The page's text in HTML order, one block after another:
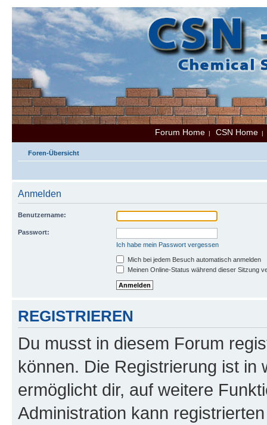
Forum Home | CSN Home
Foren-Übersicht
Anmelden
Benutzername:
Passwort:
Ich habe mein Passwort vergessen
Mich bei jedem Besuch automatisch anmelden
Meinen Online-Status während dieser Sitzung
REGISTRIEREN
Du musst in diesem Forum
können. Die Registrierung ist in
ermöglicht dir, auf weitere
Administration kann